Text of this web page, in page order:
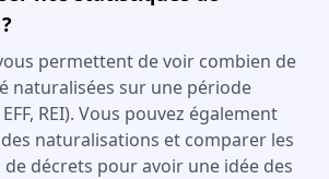
permettent de voir combien de
naturalisées sur une période
REI). Vous pouvez également
naturalisations et comparer les
décrets pour avoir une idée des